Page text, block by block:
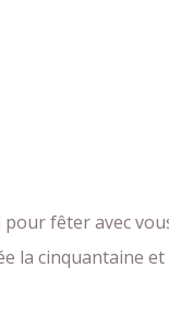
fêter avec
cinquantaine et